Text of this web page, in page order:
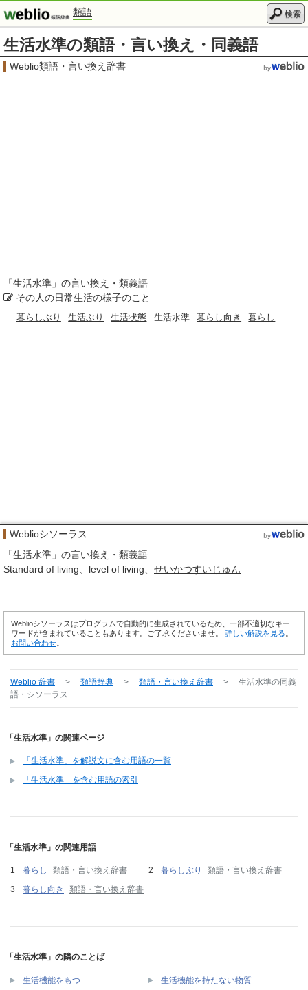
類語 検索
生活水準の類語・言い換え・同義語
Weblio類語・言い換え辞書
「生活水準 」の言い換え・類義語
その人の日常生活の様子のこと
暮らしぶり 生活ぶり 生活状態 生活水準 暮らし向き 暮らし
Weblioシソーラス
「生活水準 」の言い換え・類義語
Standard of living
level of living せいかつすいじゅん
Weblioシソーラスはプログラムで自動的に生成されているため、一部不適切なキー
ワードが含まれていることもあります。ご了承くださいませ。 詳しい解説を見る。
お問い合わせ。
Weblio 辞書 > 類語辞典 > 類語・言い換え辞書 > 生活水準の同義
語・シソーラス
「生活水準」の関連ページ
「生活水準」を解説文に含む用語の一覧
「生活水準」を含む用語の索引
「生活水準」の関連用語
暮らし 類語・言い換え辞書 暮らしぶり
類語・言い換え辞書
暮らし向き
類語・言い換え辞書
「生活水準」の隣のことば
生活機能をもつ 生活機能を持たない物質